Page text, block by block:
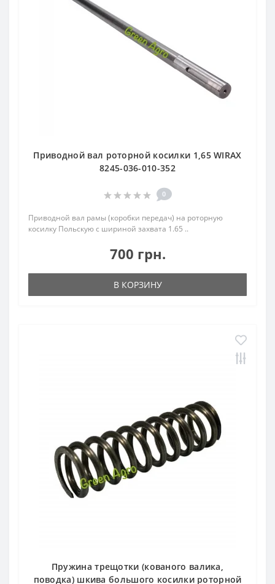
Приводной вал роторной косилки 1,65 WIRAX
8245-036-010-352
0
Приводной вал рамы (коробки передач) на роторную
косилку Польскую с шириной захвата 1.65 ..
700 грн.
В КОРЗИНУ
Пружина трещотки (кованого валика,
поводка) шкива большого косилки роторной